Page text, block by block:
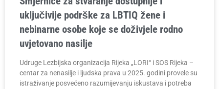
uključivije podrške za LBTIQ žene i
nebinarne osobe koje se doživjele rodno
uvjetovano nasilje
Udruge Lezbijska organizacija Rijeka „LORI“ i SOS Rijeka –
centar za nenasilje i ljudska prava u 2025. godini provele su
istraživanje posvećeno razumijevanju iskustava i potreba